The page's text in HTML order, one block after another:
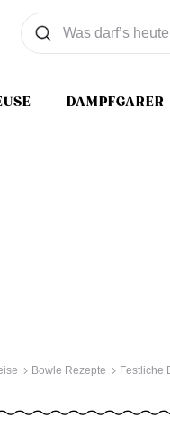
DAMPFGARER
Was wollen Sie suchen
Suchen
Bowle Rezepte Festliche